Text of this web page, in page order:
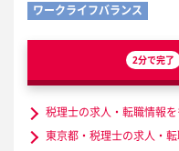
ワークライフバランス
2分で完了
税理士の求人・転職情報
東京都・税理士の求人・